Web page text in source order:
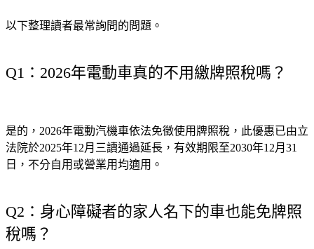
以下整理讀者最常詢問的問題。
Q1：2026年電動車真的不用繳牌照稅嗎？
是的，2026年電動汽機車依法免徵使用牌照稅，此優惠已由立
法院於2025年12月三讀通過延長，有效期限至2030年12月31
日，不分自用或營業用均適用。
Q2：身心障礙者的家人名下的車也能免牌照
稅嗎？